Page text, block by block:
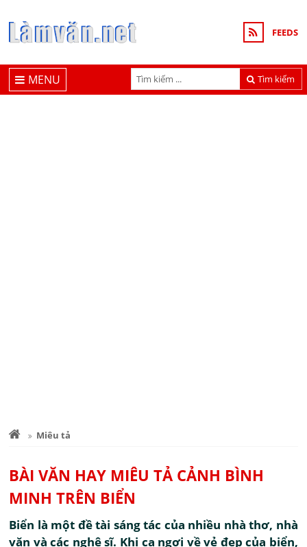
FEEDS
Tìm kiếm
MENU
Miêu tả
BÀI VĂN HAY MIÊU TẢ CẢNH BÌNH
MINH TRÊN BIỂN
Biển là một đề tài sáng tác của nhiều nhà thơ, nhà
văn và các nghệ sĩ. Khi ca ngợi về vẻ đẹp của biển,